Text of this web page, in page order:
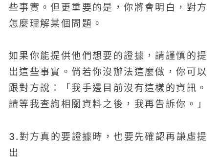
些事實。但更重要的是，你將會明白，對方
怎麼理解某個問題。
如果你能提供他們想要的證據，請謹慎的提
出這些事實。倘若你沒辦法這麼做，你可以
跟對方說：「我手邊目前沒有這樣的資訊。
請等我查詢相關資料之後，我再告訴你。」
3.對方真的要證據時，也要先確認再謙虛提
出